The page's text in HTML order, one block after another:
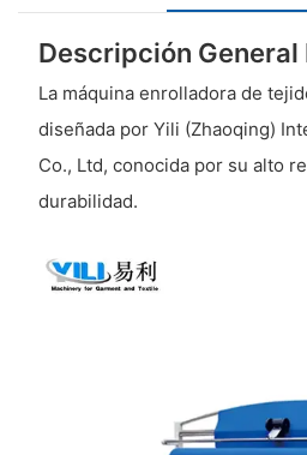
Descripción General
La máquina enrolladora de
diseñada por Yili (Zhaoqing)
Co., Ltd, conocida por su alto
durabilidad.